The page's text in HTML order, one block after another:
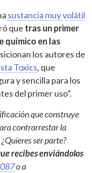
sustancia muy volátil
que tras un primer
químico en las
los autores de
Toxics, que
y sencilla para los
del primer uso”.
que construye
contrarrestar la
ser parte?
recibes enviándolos
o a